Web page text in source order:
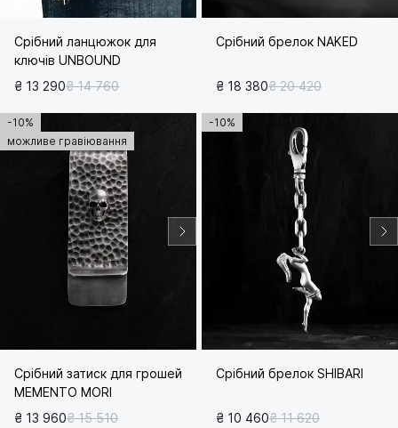
Срібний ланцюжок для
ключів UNBOUND
₴ 13 290₴ 14 760
Срібний брелок NAKED
₴ 18 380₴ 20 420
-10%
можливе гравіювання
Срібний затиск для грошей
MEMENTO MORI
₴ 13 960₴ 15 510
-10%
Срібний брелок SHIBARI
₴ 10 460₴ 11 620